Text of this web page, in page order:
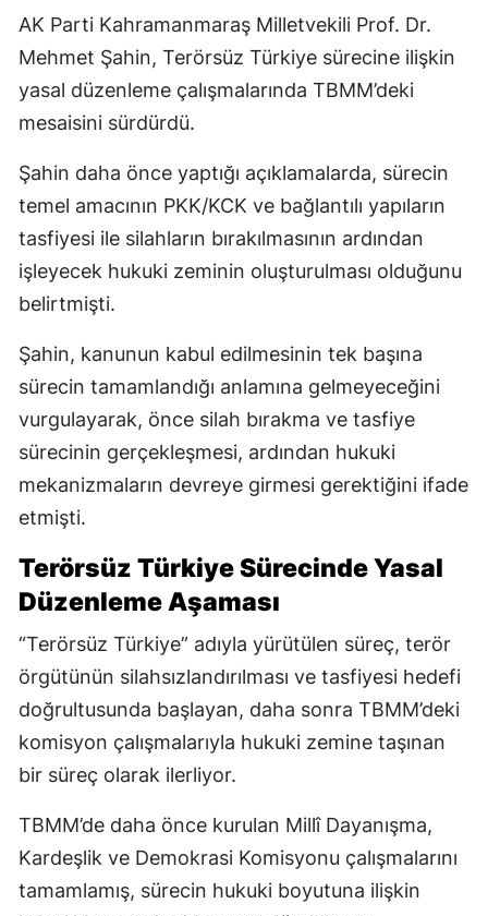
AK Parti Kahramanmaraş Milletvekili Prof. Dr.
Mehmet Şahin, Terörsüz Türkiye sürecine ilişkin
yasal düzenleme çalışmalarında TBMM’deki
mesaisini sürdürdü.
Şahin daha önce yaptığı açıklamalarda, sürecin
temel amacının PKK/KCK ve bağlantılı yapıların
tasfiyesi ile silahların bırakılmasının ardından
işleyecek hukuki zeminin oluşturulması olduğunu
belirtmişti.
Şahin, kanunun kabul edilmesinin tek başına
sürecin tamamlandığı anlamına gelmeyeceğini
vurgulayarak, önce silah bırakma ve tasfiye
sürecinin gerçekleşmesi, ardından hukuki
mekanizmaların devreye girmesi gerektiğini ifade
etmişti.
Terörsüz Türkiye Sürecinde Yasal
Düzenleme Aşaması
“Terörsüz Türkiye” adıyla yürütülen süreç, terör
örgütünün silahsızlandırılması ve tasfiyesi hedefi
doğrultusunda başlayan, daha sonra TBMM’deki
komisyon çalışmalarıyla hukuki zemine taşınan
bir süreç olarak ilerliyor.
TBMM’de daha önce kurulan Millî Dayanışma,
Kardeşlik ve Demokrasi Komisyonu çalışmalarını
tamamlamış, sürecin hukuki boyutuna ilişkin